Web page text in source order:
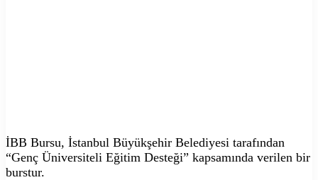
İBB Bursu, İstanbul Büyükşehir Belediyesi tarafından
“Genç Üniversiteli Eğitim Desteği” kapsamında verilen bir
burstur.